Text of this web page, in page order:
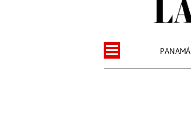
PANAMÁ